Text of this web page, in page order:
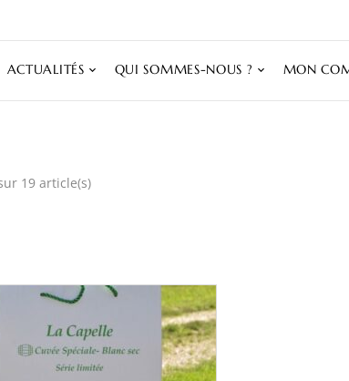
ACTUALITÉS QUI SOMMES-NOUS ? MON
19 article(s)